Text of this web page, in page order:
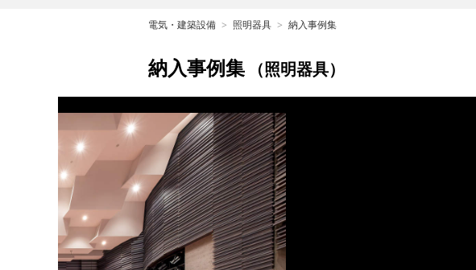
電気・建築設備 照明器具 納入事例集
納入事例集 （照明器具）